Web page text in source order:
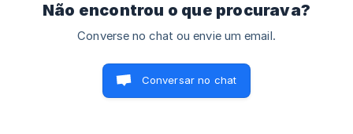
Não encontrou o que procurava?
Converse no chat ou envie um email.
Conversar no chat